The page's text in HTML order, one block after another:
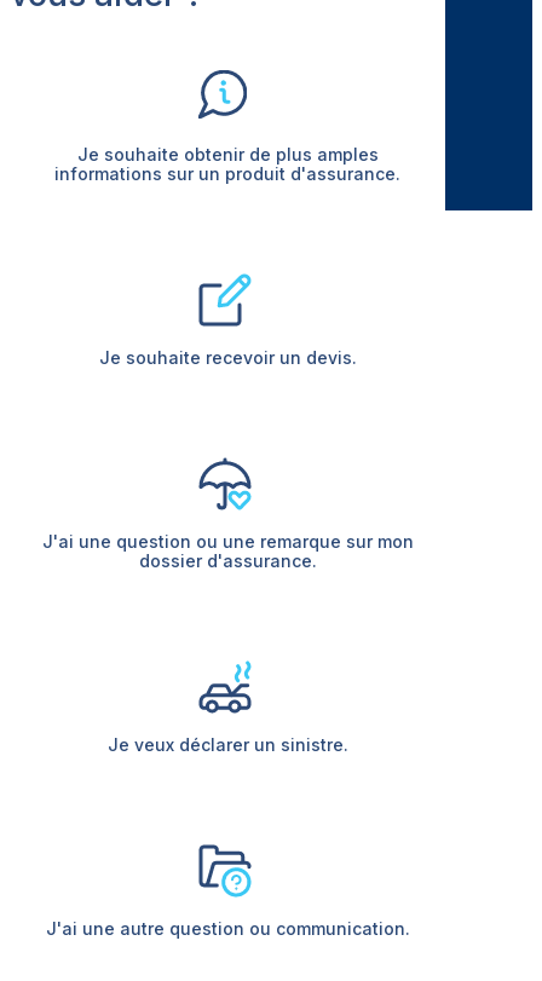
Je souhaite obtenir de plus amples
informations sur un produit d'assurance.
Je souhaite recevoir un devis.
J'ai une question ou une remarque sur mon
dossier d'assurance.
Je veux déclarer un sinistre.
J'ai une autre question ou communication.